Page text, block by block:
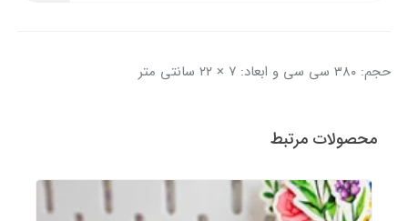
حجم: ۳۸۰ سی سی و ابعاد: ۷ × ۲۲ سانتی متر
محصولات مرتبط